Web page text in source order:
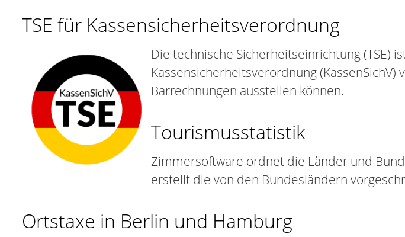
TSE für Kassensicherheitsverordnung
Die technische Sicherheitseinrichtung (TSE)
Kassensicherheitsverordnung (KassenSichV)
Barrechnungen ausstellen können.
Tourismusstatistik
Zimmersoftware ordnet die Länder und
erstellt die von den Bundesländern
Ortstaxe in Berlin und Hamburg